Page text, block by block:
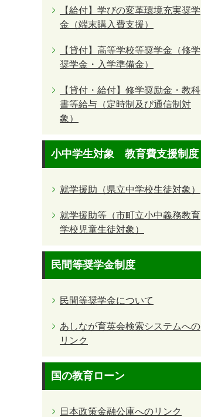
【給付】学びの変革環境充実奨学
金（端末購入費支援）
【貸付】高等学校等奨学金（修学
奨学金・入学準備金）
【貸付・給付】修学奨励金・教科
書等給与（定時制及び通信制対
象）
小中学生対象 教育費支援制度
就学援助（県立中学校生徒対象）
就学援助等（市町立小中義務教育
学校児童生徒対象）
民間等奨学金制度
民間等奨学金について
あしなが育英会検索システムへの
リンク
国の教育ローン
日本政策金融公庫へのリンク